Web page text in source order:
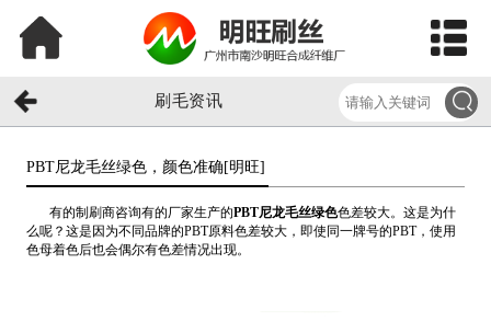
刷毛资讯
PBT尼龙毛丝绿色，颜色准确[明旺]​
有的制刷商咨询有的厂家生产的PBT尼龙毛丝绿色色差较大。这是为什
么呢？这是因为不同品牌的PBT原料色差较大，即使同一牌号的PBT，使用
色母着色后也会偶尔有色差情况出现。